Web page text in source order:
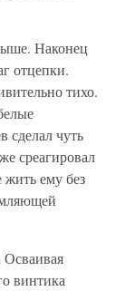
Наконец
отцепки.
тихо.
сделал чуть
среагировал
жить ему без
Осваивая
винтика